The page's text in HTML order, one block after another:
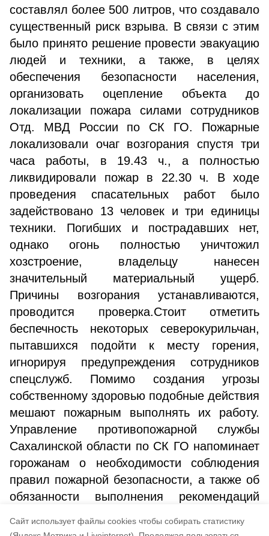
Cайт использует файлы cookies чтобы собирать статистику
составлял более 500 литров, что создавало
существенный риск взрыва. В связи с этим
было принято решение провести эвакуацию
людей и техники, а также, в целях
обеспечения безопасности населения,
организовать оцепление объекта до
локализации пожара силами сотрудников
Отд. МВД России по СК ГО. Пожарные
локализовали очаг возгорания спустя три
часа работы, в 19.43 ч., а полностью
ликвидировали пожар в 22.30 ч. В ходе
проведения спасательных работ было
задействовано 13 человек и три единицы
техники. Погибших и пострадавших нет,
однако огонь полностью уничтожил
хозстроение, владельцу нанесен
значительный материальный ущерб.
Причины возгорания устанавливаются,
проводится проверка.Стоит отметить
беспечность некоторых северокурильчан,
пытавшихся подойти к месту горения,
игнорируя предупреждения сотрудников
спецслужб. Помимо создания угрозы
собственному здоровью подобные действия
мешают пожарным выполнять их работу.
Управление противопожарной службы
Сахалинской области по СК ГО напоминает
горожанам о необходимости соблюдения
правил пожарной безопасности, а также об
обязанности выполнения рекомендаций
сотрудников специальных служб.